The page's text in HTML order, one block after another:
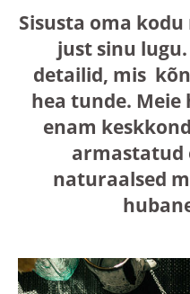
Sisusta oma kodu
just sinu
detailid, mis
hea tunde.
enam
armastatud
naturaalsed